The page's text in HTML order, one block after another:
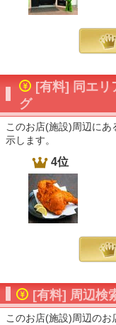
[有料] 同エリ
グ
このお店(施設)周辺に
示します。
4位
[有料] 周辺検
このお店(施設)周辺のお